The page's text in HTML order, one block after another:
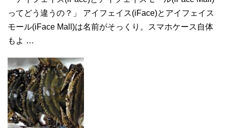
ってどう違うの？」 アイフェイス(iFace)とアイフェイス
モール(iFace Mall)は名前がそっくり。スマホケース自体
もよ …